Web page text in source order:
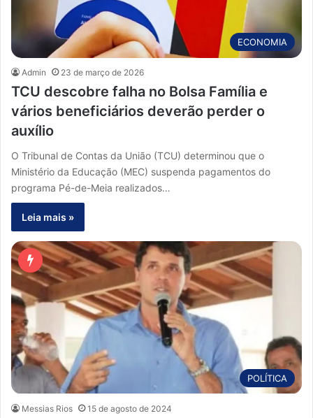
ECONOMIA
Admin 23 de março de 2026
TCU descobre falha no Bolsa Família e
vários beneficiários deverão perder o
auxílio
O Tribunal de Contas da União (TCU) determinou que o
Ministério da Educação (MEC) suspenda pagamentos do
programa Pé-de-Meia realizados…
Leia mais »
POLÍTICA
Messias Rios 15 de agosto de 2024